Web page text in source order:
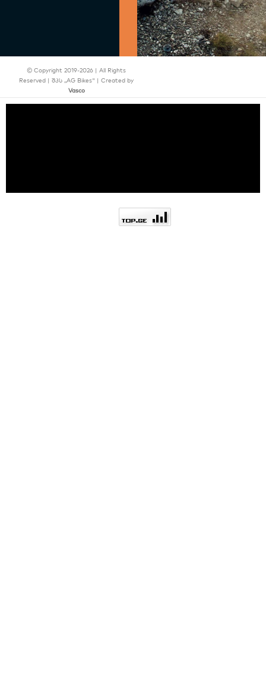
© Copyright 2019-2026 | All Rights
Reserved | შპს ,,AG Bikes" | Created by
Vasco